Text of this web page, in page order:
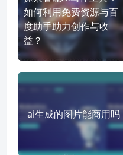
如何利用免费资源与百
度助手助力创作与收
益？
ai生成的图片能商用吗